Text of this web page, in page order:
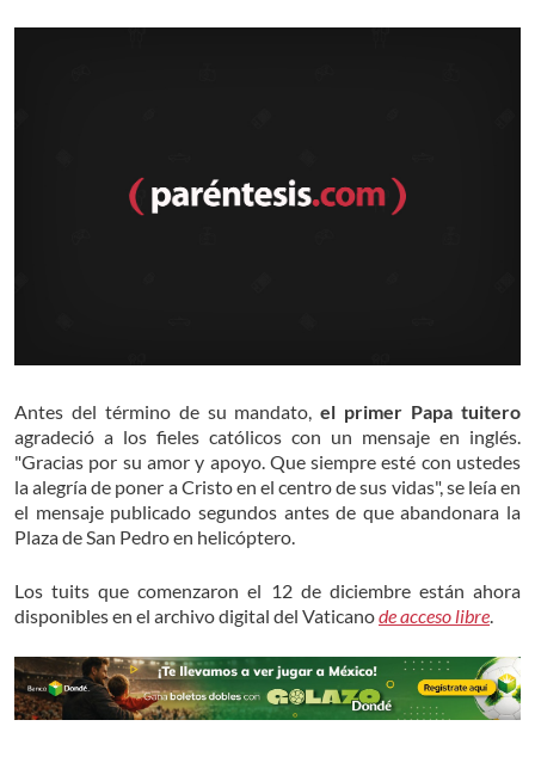
Antes del término de su mandato,el primer Papa tuitero
agradeció a los fieles católicos con un mensaje en inglés.
"Gracias por su amor y apoyo. Que siempre esté con ustedes
la alegría de poner a Cristo en el centro de sus vidas", se leía en
el mensaje publicado segundos antes de que abandonara la
Plaza de San Pedro en helicóptero.
Los tuits que comenzaron el 12 de diciembre están ahora
disponibles en el archivo digital del Vaticanode acceso libre.